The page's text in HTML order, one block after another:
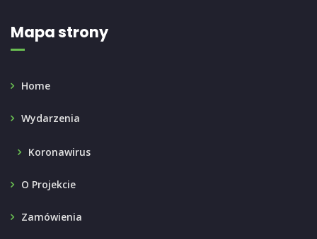
Mapa strony
Home
Wydarzenia
Koronawirus
O Projekcie
Zamówienia